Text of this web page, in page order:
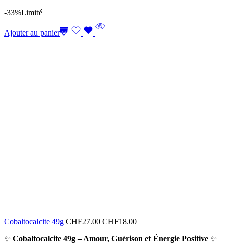
-33%Limité
Ajouter au panier
Cobaltocalcite 49g CHF27.00 CHF18.00
✨ Cobaltocalcite 49g – Amour, Guérison et Énergie Positive ✨